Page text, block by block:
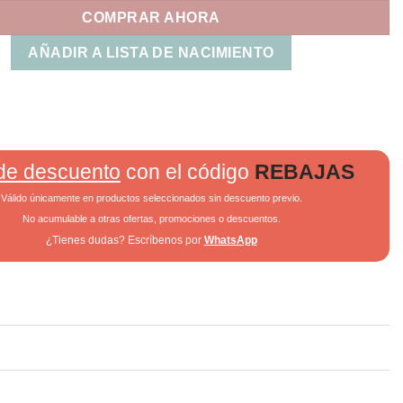
COMPRAR AHORA
AÑADIR A LISTA DE NACIMIENTO
descuento con el código REBAJAS
Válido únicamente en productos seleccionados sin descuento previo.
No acumulable a otras ofertas, promociones o descuentos.
¿Tienes dudas? Escríbenos por WhatsApp